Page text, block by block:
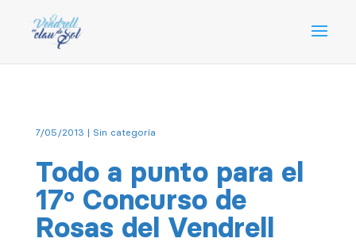
7/05/2013 | Sin categoría
Todo a punto para el
17º Concurso de
Rosas del Vendrell